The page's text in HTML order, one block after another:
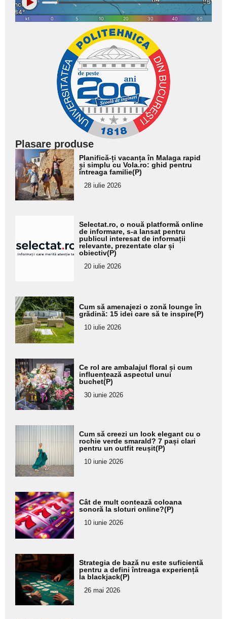
Plasare produse
Adaugă
aici textul
pentru
subtitlu
Planifică-ți vacanța în Malaga rapid
și simplu cu Vola.ro: ghid pentru
întreaga familie(P)
28 iulie 2026
pentru
subtitlu
Selectat.ro, o nouă platformă online
de informare, s-a lansat pentru
publicul interesat de informații
relevante, prezentate clar și
obiectiv(P)
20 iulie 2026
Adaugă
aici textul
pentru
subtitlu
Cum să amenajezi o zonă lounge în
grădină: 15 idei care să te inspire(P)
10 iulie 2026
Adaugă
aici textul
pentru
subtitlu
Ce rol are ambalajul floral și cum
influențează aspectul unui
buchet(P)
30 iunie 2026
Adaugă
aici textul
pentru
subtitlu
Cum să creezi un look elegant cu o
rochie verde smarald? 7 pași clari
pentru un outfit reușit(P)
10 iunie 2026
Adaugă
aici textul
pentru
subtitlu
Cât de mult contează coloana
sonoră la sloturi online?(P)
10 iunie 2026
Adaugă
aici textul
pentru
subtitlu
Strategia de bază nu este suficientă
pentru a defini întreaga experiență
la blackjack(P)
26 mai 2026